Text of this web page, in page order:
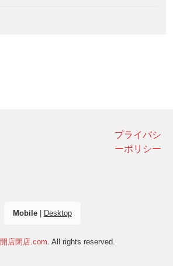
プライバシ
ーポリシー
Mobile| Desktop
開店閉店.com. All rights reserved.